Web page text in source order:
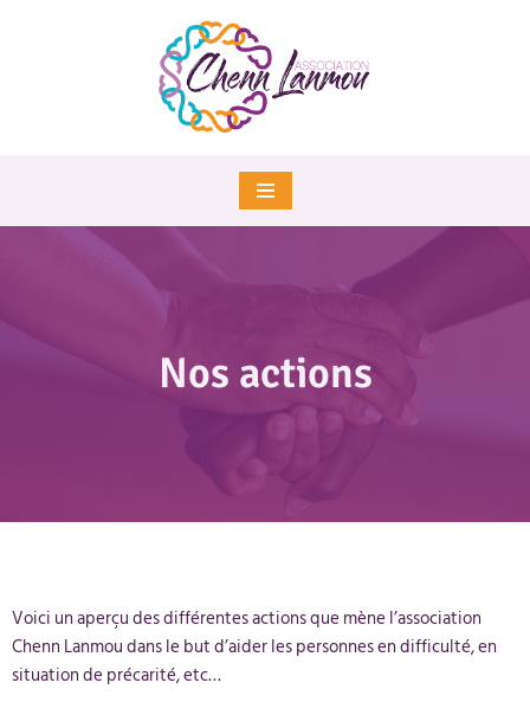
Nos actions
Voici un aperçu des différentes actions que mène l’association
Chenn Lanmou dans le but d’aider les personnes en difficulté, en
situation de précarité, etc…